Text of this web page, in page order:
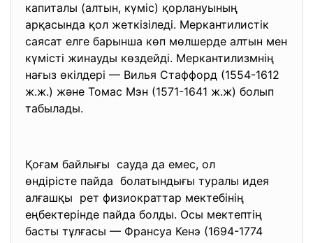
капиталы (алтын, күміс) қорлануының
арқасында қол жеткізіледі. Меркантилистік
саясат елге барынша көп мөлшерде алтын мен
күмісті жинауды көздейді. Меркантилизмнің
нағыз өкілдері — Вилья Стаффорд (1554-1612
ж.ж.) және Томас Мэн (1571-1641 ж.ж) болып
табылады.
Қоғам байлығы сауда да емес, ол
өндірісте пайда болатындығы туралы идея
алғашқы рет физиократтар мектебінің
еңбектерінде пайда болды. Осы мектептің
басты тұлғасы — Франсуа Кенэ (1694-1774